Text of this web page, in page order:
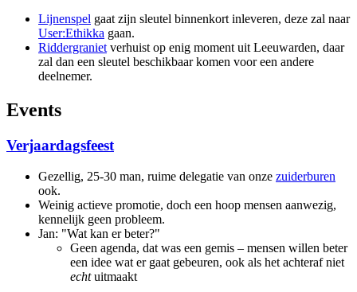
Lijnenspel gaat zijn sleutel binnenkort inleveren, deze zal naar
User:Ethikka gaan.
Riddergraniet verhuist op enig moment uit Leeuwarden, daar
zal dan een sleutel beschikbaar komen voor een andere
deelnemer.
Events
Verjaardagsfeest
Gezellig, 25-30 man, ruime delegatie van onze zuiderburen
ook.
Weinig actieve promotie, doch een hoop mensen aanwezig,
kennelijk geen probleem.
Jan: "Wat kan er beter?"
Geen agenda, dat was een gemis – mensen willen beter
een idee wat er gaat gebeuren, ook als het achteraf niet
echtuitmaakt